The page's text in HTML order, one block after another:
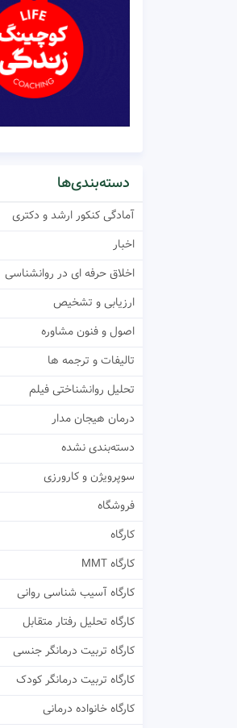
دسته‌بندی‌ها
آمادگی کنکور ارشد و دکتری
اخبار
اخلاق حرفه ای در روانشناسی
ارزیابی و تشخیص
اصول و فنون مشاوره
تالیفات و ترجمه ها
تحلیل روانشناختی فیلم
درمان هیجان مدار
دسته‌بندی نشده
سوپرویژن و کارورزی
فروشگاه
کارگاه
کارگاه MMT
کارگاه آسیب شناسی روانی
کارگاه تحلیل رفتار متقابل
کارگاه تربیت درمانگر جنسی
کارگاه تربیت درمانگر کودک
کارگاه خانواده درمانی